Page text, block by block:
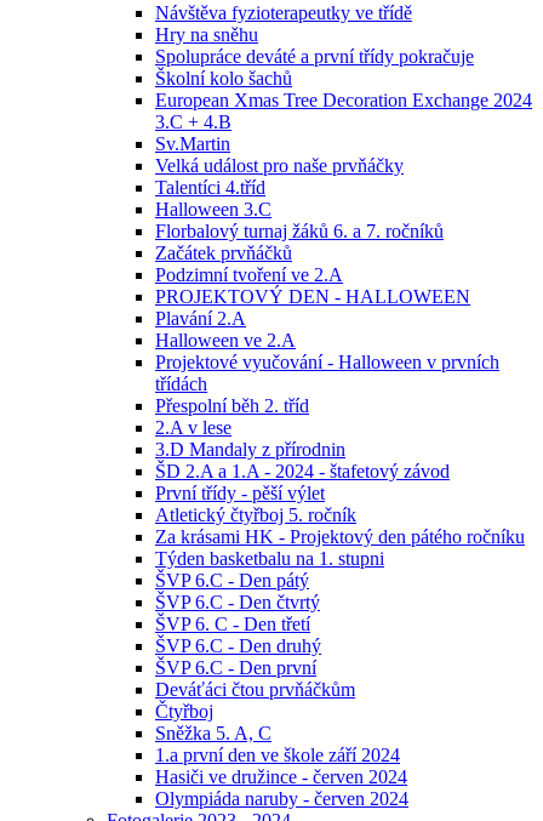
Návštěva fyzioterapeutky ve třídě
Hry na sněhu
Spolupráce deváté a první třídy pokračuje
Školní kolo šachů
European Xmas Tree Decoration Exchange 2024
3.C + 4.B
Sv.Martin
Velká událost pro naše prvňáčky
Talentíci 4.tříd
Halloween 3.C
Florbalový turnaj žáků 6. a 7. ročníků
Začátek prvňáčků
Podzimní tvoření ve 2.A
PROJEKTOVÝ DEN - HALLOWEEN
Plavání 2.A
Halloween ve 2.A
Projektové vyučování - Halloween v prvních
třídách
Přespolní běh 2. tříd
2.A v lese
3.D Mandaly z přírodnin
ŠD 2.A a 1.A - 2024 - štafetový závod
První třídy - pěší výlet
Atletický čtyřboj 5. ročník
Za krásami HK - Projektový den pátého ročníku
Týden basketbalu na 1. stupni
ŠVP 6.C - Den pátý
ŠVP 6.C - Den čtvrtý
ŠVP 6. C - Den třetí
ŠVP 6.C - Den druhý
ŠVP 6.C - Den první
Deváťáci čtou prvňáčkům
Čtyřboj
Sněžka 5. A, C
1.a první den ve škole září 2024
Hasiči ve družince - červen 2024
Olympiáda naruby - červen 2024